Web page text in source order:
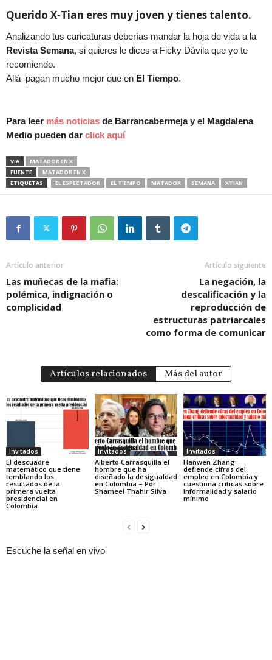
Querido X-Tian eres muy joven y tienes talento.
Analizando tus caricaturas deberías mandar la hoja de vida a la
Revista Semana, si quieres le dices a Ficky Dávila que yo te
recomiendo.
Allá pagan mucho mejor que en El Tiempo.
Para leer más noticias de Barrancabermeja y el Magdalena
Medio pueden dar click aquí
VIA
MATADOR EN X
FUENTE
MATADOR EN X
ETIQUETAS
EL ESPECTADOR EL TIEMPO MATADOR SEMANA XTIAN
Artículo anterior
Las muñecas de la mafia:
polémica, indignación o
complicidad
Artículo siguiente
La negación, la
descalificación y la
reproducción de
estructuras patriarcales
como forma de comunicar
Artículos relacionados Más del autor
Invitados
El descuadre
matemático que tiene
temblando los
resultados de la
primera vuelta
presidencial en
Colombia
Invitados
Alberto Carrasquilla el
hombre que ha
diseñado la desigualdad
en Colombia – Por:
Shameel Thahir Silva
Invitados
Hanwen Zhang
defiende cifras del
empleo en Colombia y
cuestiona críticas sobre
informalidad y salario
mínimo
Escuche la señal en vivo